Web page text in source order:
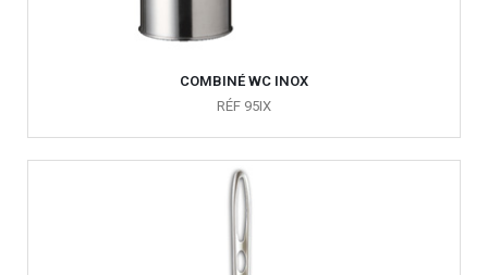
COMBINÉ WC INOX
RÉF 95IX